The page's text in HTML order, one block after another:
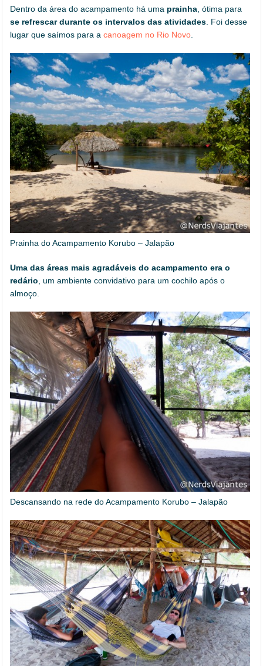
Dentro da área do acampamento há uma prainha, ótima para
se refrescar durante os intervalos das atividades. Foi desse
lugar que saímos para acanoagem no Rio Novo.
Prainha do Acampamento Korubo – Jalapão
Uma das áreas mais agradáveis do acampamento era o
redário , um ambiente convidativo para um cochilo após o
almoço.
Descansando na rede do Acampamento Korubo – Jalapão